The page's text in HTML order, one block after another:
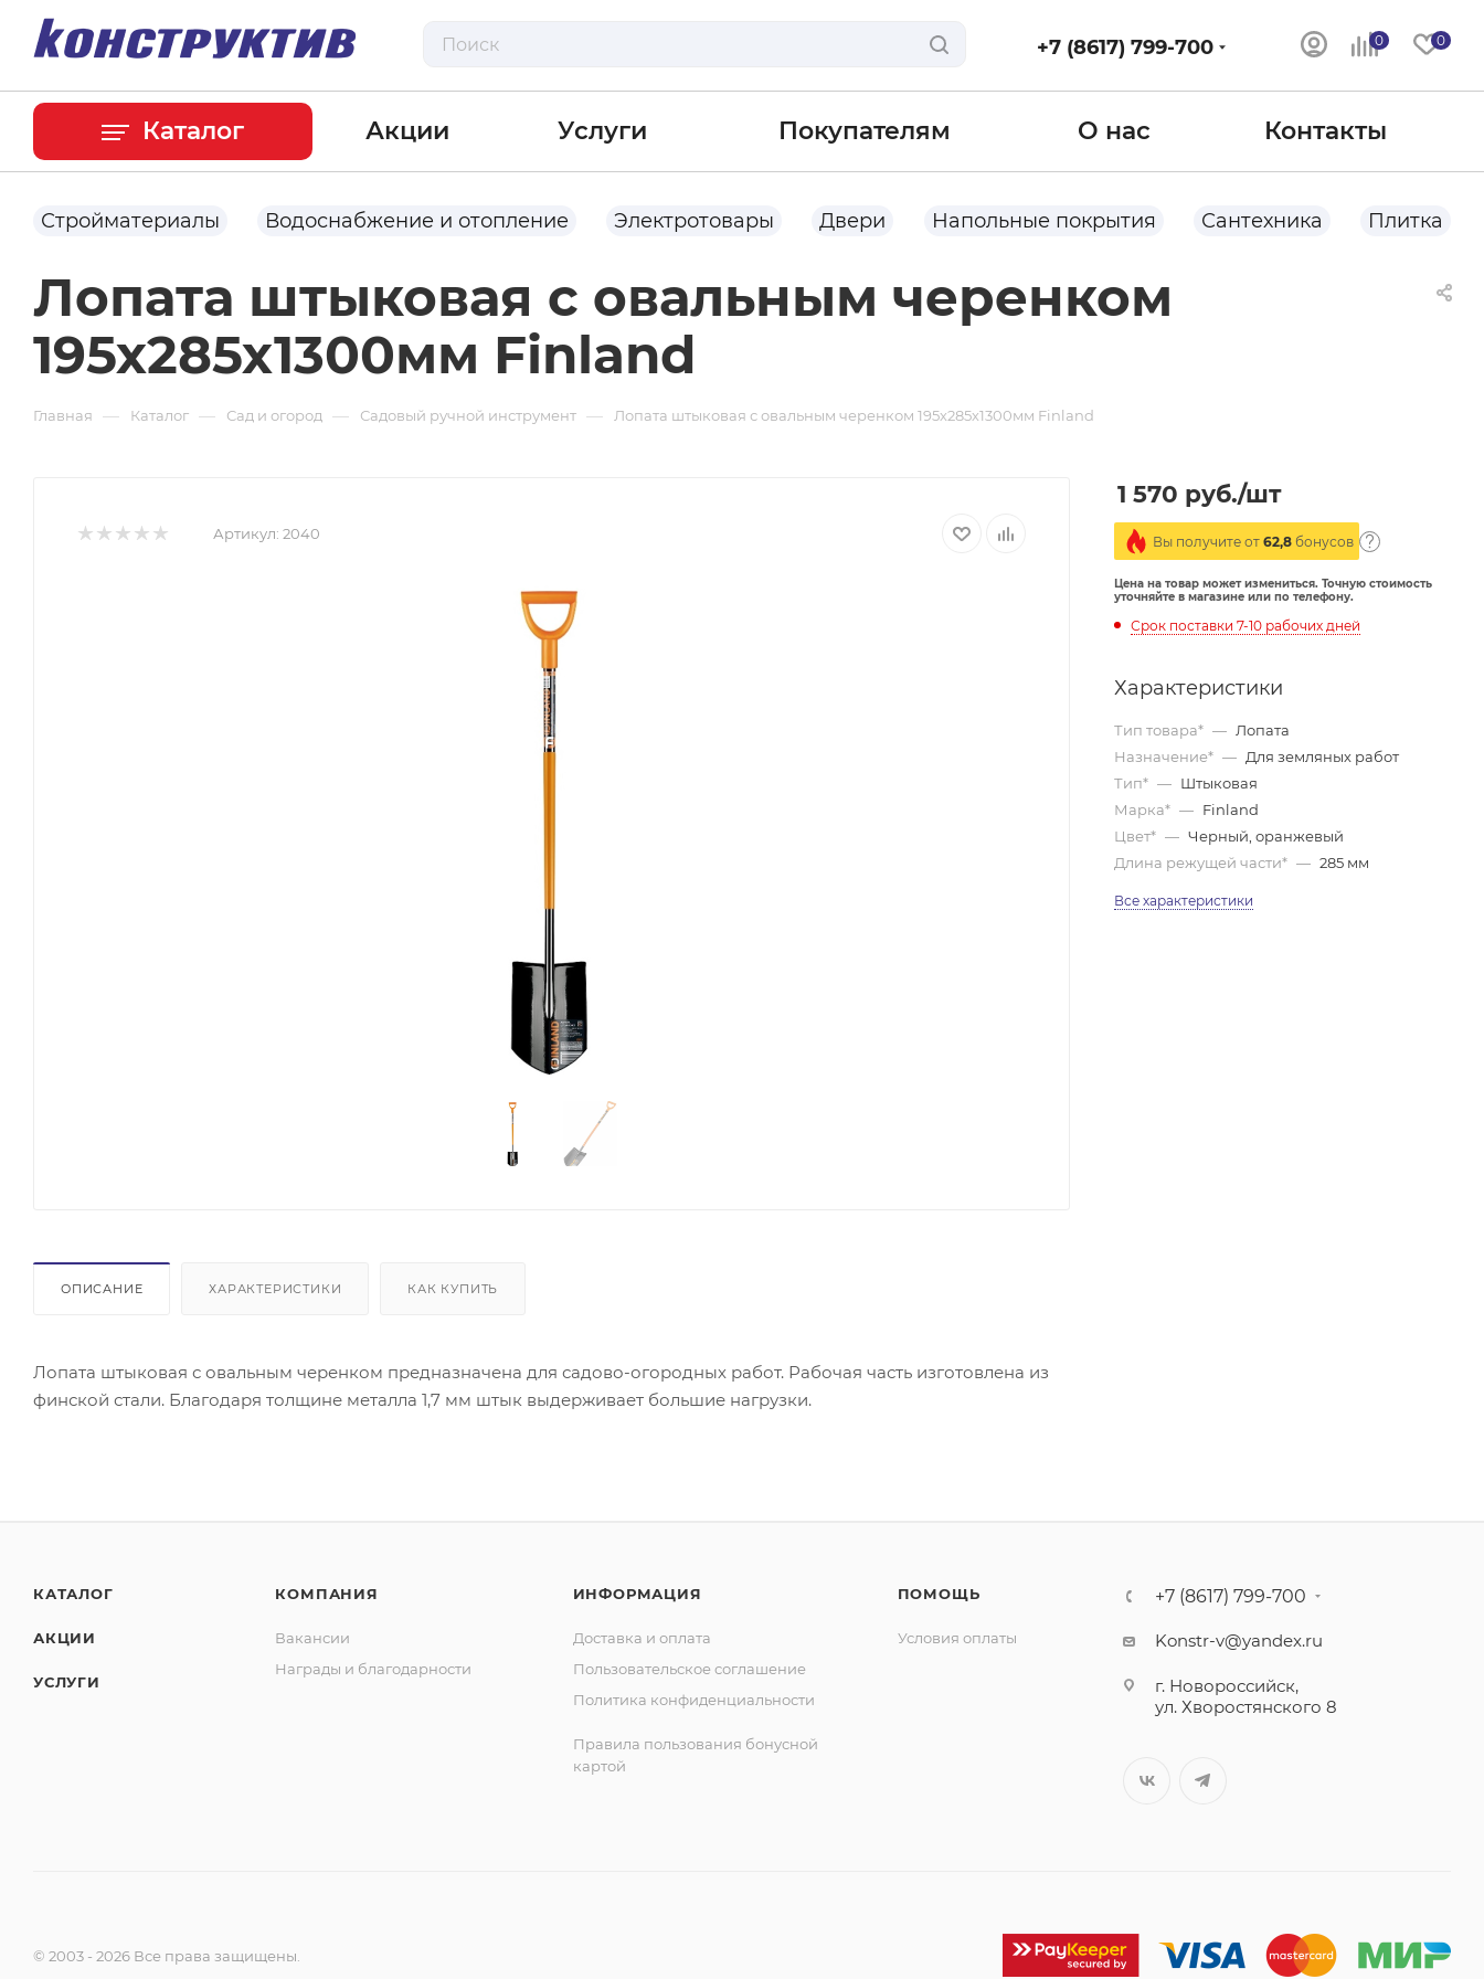
0 0
+7 (8617) 799-700
Каталог Акции Услуги Покупателям О нас Контакты
Стройматериалы Водоснабжение и отопление Электротовары Двери Напольные покрытия Сантехника Плитка
Лопата штыковая с овальным черенком
195х285х1300мм Finland
Главная — Каталог — Сад и огород — Садовый ручной инструмент — Лопата штыковая с овальным черенком 195х285х1300мм Finland
Артикул: 2040
ОПИСАНИЕ ХАРАКТЕРИСТИКИ КАК КУПИТЬ
Лопата штыковая с овальным черенком предназначена для садово-огородных работ. Рабочая часть изготовлена из
финской стали. Благодаря толщине металла 1,7 мм штык выдерживает большие нагрузки.
1 570 руб./шт
Вы получите от 62,8 бонусов
Цена на товар может измениться. Точную стоимость
уточняйте в магазине или по телефону.
Срок поставки 7-10 рабочих дней
Характеристики
Тип товара* — Лопата
Назначение* — Для земляных работ
Тип* — Штыковая
Марка* — Finland
Цвет* — Черный, оранжевый
Длина режущей части* — 285 мм
Все характеристики
КАТАЛОГ
АКЦИИ
УСЛУГИ
КОМПАНИЯ
Вакансии
Награды и благодарности
ИНФОРМАЦИЯ
Доставка и оплата
Пользовательское соглашение
Политика конфиденциальности
Правила пользования бонусной
картой
ПОМОЩЬ
Условия оплаты
+7 (8617) 799-700
Konstr-v@yandex.ru
г. Новороссийск,
ул. Хворостянского 8
© 2003 - 2026 Все права защищены.